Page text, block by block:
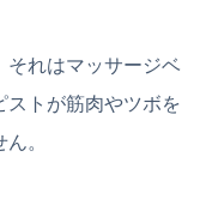
それはマッサージベ
ストが筋肉やツボを
。